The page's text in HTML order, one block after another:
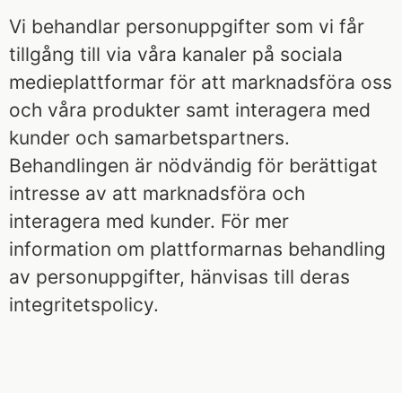
Vi behandlar personuppgifter som vi får
tillgång till via våra kanaler på sociala
medieplattformar för att marknadsföra oss
och våra produkter samt interagera med
kunder och samarbetspartners.
Behandlingen är nödvändig för berättigat
intresse av att marknadsföra och
interagera med kunder. För mer
information om plattformarnas behandling
av personuppgifter, hänvisas till deras
integritetspolicy.